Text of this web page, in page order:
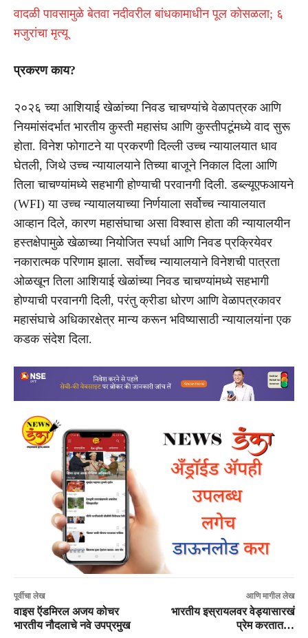
वादळी पावसामुळे बेतवा नदीवरील बांधकामाधीन पूल कोसळला; ६
मजुरांचा मृत्यू
प्रकरण काय?
२०२६ च्या आशियाई खेळांच्या निवड चाचण्यांचे वेळापत्रक आणि
नियमांसंदर्भात भारतीय कुस्ती महासंघ आणि कुस्तीपटूंमध्ये वाद सुरू
होता. विनेश फोगाटने या प्रकरणी दिल्ली उच्च न्यायालयात धाव
घेतली, जिथे उच्च न्यायालयाने तिच्या बाजूने निकाल दिला आणि
तिला चाचण्यांमध्ये सहभागी होण्याची परवानगी दिली. डब्ल्यूएफआयने
(WFI) या उच्च न्यायालयाच्या निर्णयाला सर्वोच्च न्यायालयात
आव्हान दिले, कारण महासंघाचा असा विश्वास होता की न्यायालयीन
हस्तक्षेपामुळे खेळाच्या नियोजित स्पर्धा आणि निवड प्रक्रियेवर
नकारात्मक परिणाम झाला. सर्वोच्च न्यायालयाने विनेशची पात्रता
ओळखून तिला आशियाई खेळांच्या निवड चाचण्यांमध्ये सहभागी
होण्याची परवानगी दिली, परंतु क्रीडा धोरण आणि वेळापत्रकावर
महासंघाचे अधिकारक्षेत्र मान्य करून भविष्यासाठी न्यायालयांना एक
कडक संदेश दिला.
पूर्वीचा लेख
वाइस ऍडमिरल अजय कोचर
भारतीय नौदलाचे नवे उपप्रमुख
आणि मागील लेख
भारतीय इस्रायलवर वेड्यासारखं
प्रेम करतात…